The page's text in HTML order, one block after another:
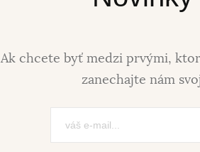
Ak chcete byť medzi prvými,
zanechajte nám